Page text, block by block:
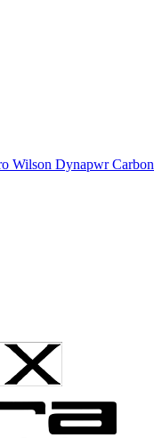
Wilson Dynapwr Carbon